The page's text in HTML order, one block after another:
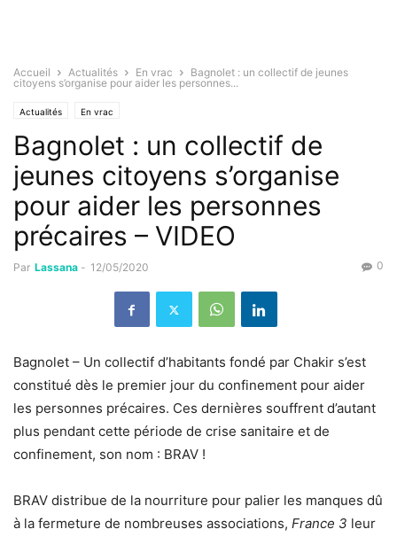
Accueil Actualités En vrac
Bagnolet : un collectif de jeunes
citoyens s’organise pour aider les personnes...
Actualités En vrac
Bagnolet : un collectif de
jeunes citoyens s’organise
pour aider les personnes
précaires – VIDEO
Par Lassana - 12/05/2020 0
Bagnolet – Un collectif d’habitants fondé par Chakir s’est
constitué dès le premier jour du confinement pour aider
les personnes précaires. Ces dernières souffrent d’autant
plus pendant cette période de crise sanitaire et de
confinement, son nom : BRAV !
BRAV distribue de la nourriture pour palier les manques dû
à la fermeture de nombreuses associations, France 3 leur